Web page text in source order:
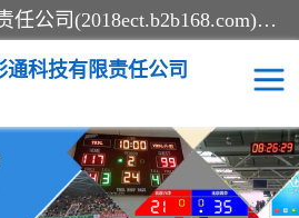
北京易彩通科技有限责任公司(2018ect.b2b168.com)主要提供陕西计时记分系统，全国统一热线：15611947915.北京易彩通科技有限责任公司有一支长期从事智能控制系统研发的高素质的队伍，具有嵌入式系统，视频系统、通信系统、网络系统，体育计时系统的知识和技能。强力打造体育比赛计时计分系统、智能升降旗系统、标准时钟系统、赛事编排及信息发布系统，为用户提供较新的，较廉价的，应用解决方案。
通科技有限责任公司
游泳计时系统